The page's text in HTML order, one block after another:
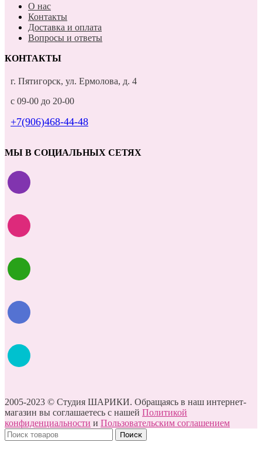
О нас
Контакты
Доставка и оплата
Вопросы и ответы
КОНТАКТЫ
г. Пятигорск, ул. Ермолова, д. 4
с 09-00 до 20-00
+7(906)468-44-48
МЫ В СОЦИАЛЬНЫХ СЕТЯХ
2005-2023 © Студия ШАРИКИ. Обращаясь в наш интернет-
магазин вы соглашаетесь с нашей Политикой
конфиденциальности и Пользовательским соглашением
Поиск